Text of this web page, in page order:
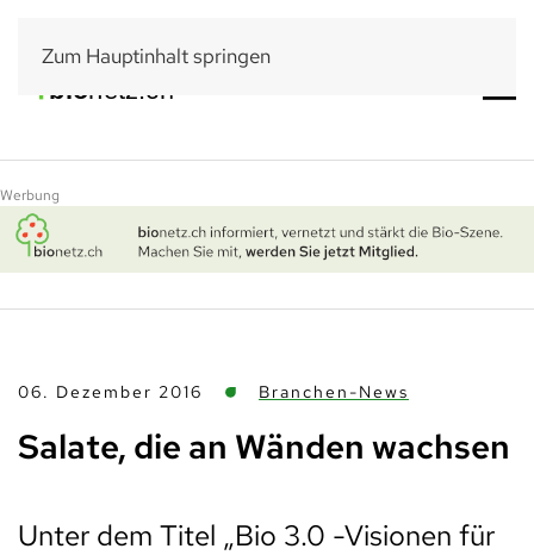
Zum Hauptinhalt springen
Werbung
06. Dezember 2016 Branchen-News
Salate, die an Wänden wachsen
Unter dem Titel „Bio 3.0 -Visionen für